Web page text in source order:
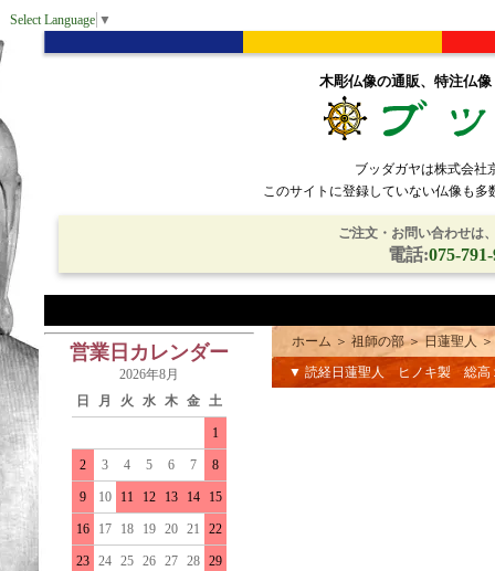
Select Language ▼
木彫仏像の通販、特注仏
ブッダガヤは株式会社
このサイトに登録していない仏像も
ご注文・お問い合わせは
電話:075-
営業日カレンダー
2026年8月
日
月 火 水 木 金 土
1
2 3 4 5 6 7 8
9 10 11 12 13 14 15
16 17 18 19 20 21 22
23 24 25 26 27 28 29
ホーム ＞ 祖師の部＞日蓮聖人
▼ 読経日蓮聖人 ヒノキ製 総高